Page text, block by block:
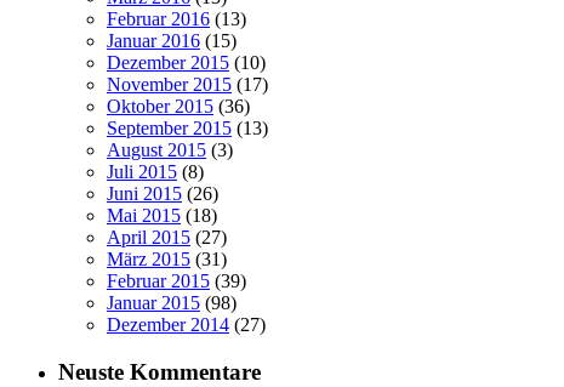
Februar 2016 (13)
Januar 2016 (15)
Dezember 2015 (10)
November 2015 (17)
Oktober 2015 (36)
September 2015 (13)
August 2015 (3)
Juli 2015 (8)
Juni 2015 (26)
Mai 2015 (18)
April 2015 (27)
März 2015 (31)
Februar 2015 (39)
Januar 2015 (98)
Dezember 2014 (27)
Neuste Kommentare